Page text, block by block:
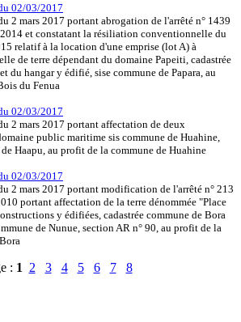
02/03/2017
2 mars 2017 portant abrogation de l'arrêté n° 1439
et constatant la résiliation conventionnelle du
relatif à la location d'une emprise (lot A) à
de terre dépendant du domaine Papeiti, cadastrée
du hangar y édifié, sise commune de Papara, au
du Fenua
02/03/2017
2 mars 2017 portant affectation de deux
public maritime sis commune de Huahine,
Haapu, au profit de la commune de Huahine
02/03/2017
2 mars 2017 portant modification de l'arrêté n° 213
portant affectation de la terre dénommée "Place
y édifiées, cadastrée commune de Bora
de Nunue, section AR n° 90, au profit de la
: 1 2 3 4 5 6 7 8